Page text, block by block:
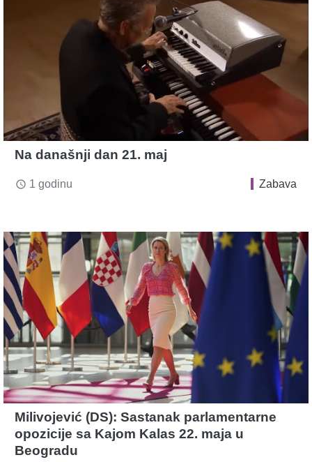
Na današnji dan 21. maj
access_time 1 godinu Zabava
Milivojević (DS): Sastanak parlamentarne
opozicije sa Kajom Kalas 22. maja u
Beogradu